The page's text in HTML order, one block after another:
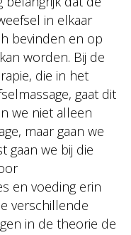
in elkaar
bevinden en op
worden. Bij de
die in het
gaat dit
we niet alleen
maar gaan we
gaan we bij die
en voeding erin
verschillende
in de theorie de